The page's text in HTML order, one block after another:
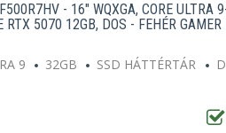
- 16" WQXGA, CORE ULTRA
RTX 5070 12GB, DOS - FEHÉR
9 32GB SSD HÁTTÉRTÁR